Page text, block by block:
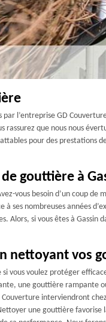
par l’entreprise GD
rassurez que nous nous
pour des prestations
gouttière à
vous besoin d’un coup
à ses nombreuses années
Alors, si vous êtes à
nettoyant vos
vous voulez protéger
une gouttière rampante
interviendront
une gouttière favorise